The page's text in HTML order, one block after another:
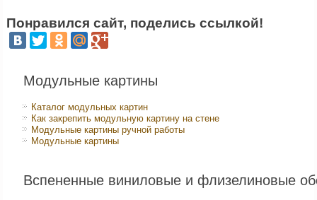
Понравился сайт, поделись ссылкой!
Модульные картины
Каталог модульных картин
Как закрепить модульную картину на стене
Модульные картины ручной работы
Модульные картины
Вспененные виниловые и флизелиновые